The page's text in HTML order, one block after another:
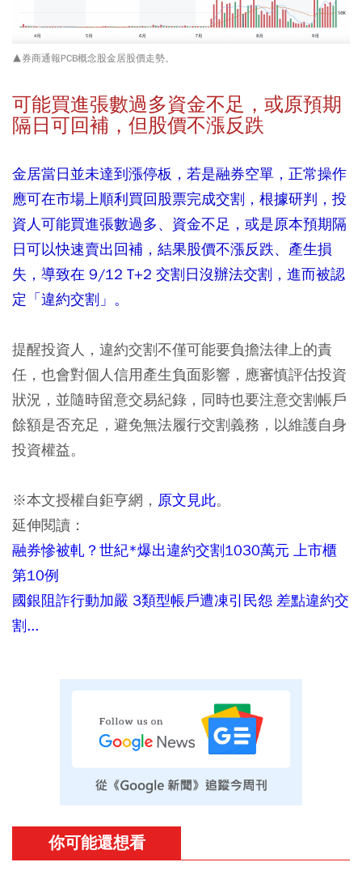
▲券商通報PCB概念股金居股價走勢。
可能買進張數過多資金不足，或原預期
隔日可回補，但股價不漲反跌
金居當日並未達到漲停板，若是融券空單，正常操作
應可在市場上順利買回股票完成交割，根據研判，投
資人可能買進張數過多、資金不足，或是原本預期隔
日可以快速賣出回補，結果股價不漲反跌、產生損
失，導致在 9/12 T+2 交割日沒辦法交割，進而被認
定「違約交割」。
提醒投資人，違約交割不僅可能要負擔法律上的責
任，也會對個人信用產生負面影響，應審慎評估投資
狀況，並隨時留意交易紀錄，同時也要注意交割帳戶
餘額是否充足，避免無法履行交割義務，以維護自身
投資權益。
※本文授權自鉅亨網， 原文見此。
延伸閱讀：
融券慘被軋？世紀*爆出違約交割1030萬元 上市櫃
第10例
國銀阻詐行動加嚴 3類型帳戶遭凍引民怨 差點違約交
割...